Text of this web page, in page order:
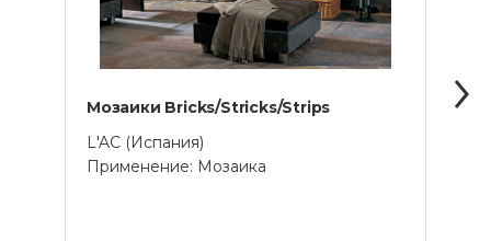
Мозаики Bricks/Stricks/Strips
L'AC (Испания)
Применение: Мозаика